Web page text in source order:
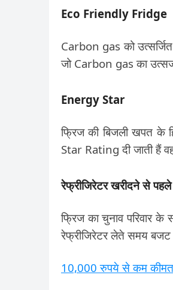
Eco Friendly Fridge
Carbon gas को
जो Carbon gas का
Energy Star
फ्रिज की बिजली खपत के
Star Rating दी जाती हैं
रेफ्रीजिरेटर खरीदने से पहले
फ्रिज का चुनाव परिवार
रेफ्रीजिरेटर लेते समय बजट
10,000 रुपये से कम